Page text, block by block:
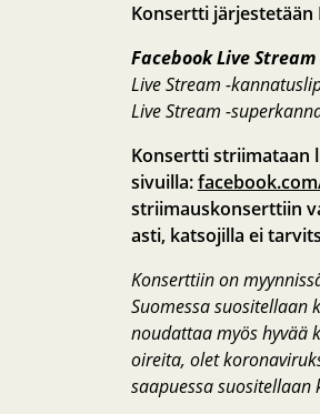
Konsertti järjestetään
Facebook Live
Live Stream -
Live Stream -
Konsertti striimataan
sivuilla:
striimauskonserttiin
asti, katsojilla ei
Konserttiin on
Suomessa suositellaan
noudattaa myös hyvää
oireita, olet
saapuessa suositellaan